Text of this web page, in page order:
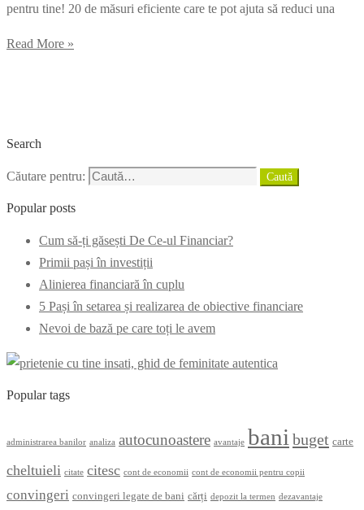
pentru tine! 20 de măsuri eficiente care te pot ajuta să reduci una
Read More »
Search
Căutare pentru: Caută
Popular posts
Cum să-ți găsești De Ce-ul Financiar?
Primii pași în investiții
Alinierea financiară în cuplu
5 Pași în setarea și realizarea de obiective financiare
Nevoi de bază pe care toți le avem
Popular tags
administrarea banilor analiza autocunoastere avantaje bani buget carte
cheltuieli citate citesc cont de economii cont de economii pentru copii
convingeri convingeri legate de bani cărți depozit la termen dezavantaje